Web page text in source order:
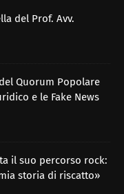
del Prof. Avv.
del Quorum Popolare
e le Fake News
il suo percorso rock:
storia di riscatto»